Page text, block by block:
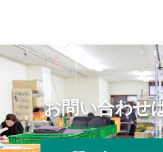
お問い合わせ